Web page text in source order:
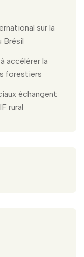
sur la
Brésil
accélérer la
forestiers
échangent
rural